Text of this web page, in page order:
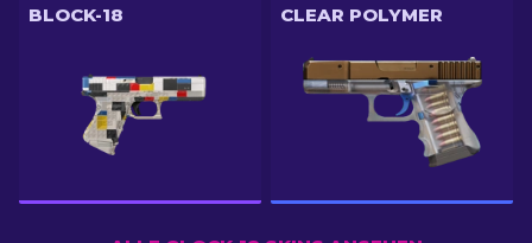
BLOCK-18 CLEAR POLYMER